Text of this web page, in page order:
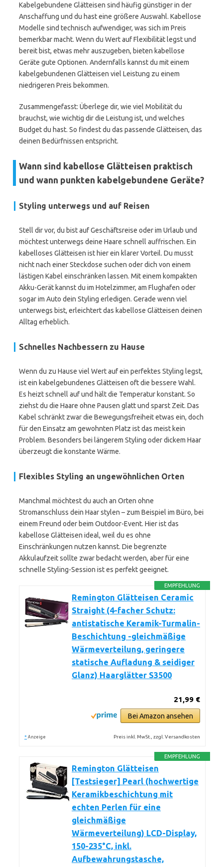
Kabelgebundene Glätteisen sind häufig günstiger in der
Anschaffung und du hast eine größere Auswahl. Kabellose
Modelle sind technisch aufwendiger, was sich im Preis
bemerkbar macht. Wenn du Wert auf Flexibilität legst und
bereit bist, etwas mehr auszugeben, bieten kabellose
Geräte gute Optionen. Andernfalls kannst du mit einem
kabelgebundenen Glätteisen viel Leistung zu einem
niedrigeren Preis bekommen.
Zusammengefasst: Überlege dir, wie viel Mobilität du
brauchst, wie wichtig dir die Leistung ist, und welches
Budget du hast. So findest du das passende Glätteisen, das
deinen Bedürfnissen entspricht.
Wann sind kabellose Glätteisen praktisch
und wann punkten kabelgebundene Geräte?
Styling unterwegs und auf Reisen
Stell dir vor, du bist auf Geschäftsreise oder im Urlaub und
möchtest unterwegs deine Haare schnell auffrischen. Ein
kabelloses Glätteisen ist hier ein klarer Vorteil. Du musst
nicht nach einer Steckdose suchen oder dich von einem
lästigen Kabel einschränken lassen. Mit einem kompakten
Akku-Gerät kannst du im Hotelzimmer, am Flughafen oder
sogar im Auto dein Styling erledigen. Gerade wenn viel
unterwegs bist, erleichtert das kabellose Glätteisen deinen
Alltag erheblich.
Schnelles Nachbessern zu Hause
Wenn du zu Hause viel Wert auf ein perfektes Styling legst,
ist ein kabelgebundenes Glätteisen oft die bessere Wahl.
Es heizt schnell auf und hält die Temperatur konstant. So
ziehst du die Haare ohne Pausen glatt und sparst Zeit. Das
Kabel schränkt zwar die Bewegungsfreiheit etwas ein, doch
für den Einsatz am gewohnten Platz ist das meist kein
Problem. Besonders bei längerem Styling oder dickem Haar
überzeugt die konstante Wärme.
Flexibles Styling an ungewöhnlichen Orten
Manchmal möchtest du auch an Orten ohne
Stromanschluss dein Haar stylen – zum Beispiel im Büro, bei
einem Freund oder beim Outdoor-Event. Hier ist das
kabellose Glätteisen ideal, weil du es ohne
Einschränkungen nutzen kannst. Die begrenzte
Akkulaufzeit sollte zwar bedacht werden, aber für eine
schnelle Styling-Session ist es perfekt geeignet.
EMPFEHLUNG
Remington Glätteisen Ceramic
Straight (4-facher Schutz:
antistatische Keramik-Turmalin-
Beschichtung -gleichmäßige
Wärmeverteilung, geringere
statische Aufladung & seidiger
Glanz) Haarglätter S3500
21,99 €
Bei Amazon ansehen
* Anzeige Preis inkl. MwSt., zzgl. Versandkosten
EMPFEHLUNG
Remington Glätteisen
[Testsieger] Pearl (hochwertige
Keramikbeschichtung mit
echten Perlen für eine
gleichmäßige
Wärmeverteilung) LCD-Display,
150-235°C, inkl.
Aufbewahrungstasche,